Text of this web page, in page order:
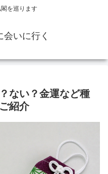
を巡ります
いに行く
ない？金運など種
紹介